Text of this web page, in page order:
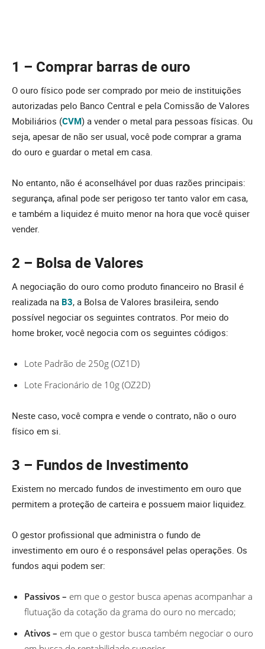
1 – Comprar barras de ouro
O ouro físico pode ser comprado por meio de instituições
autorizadas pelo Banco Central e pela Comissão de Valores
Mobiliários (CVM) a vender o metal para pessoas físicas. Ou
seja, apesar de não ser usual, você pode comprar a grama
do ouro e guardar o metal em casa.
No entanto, não é aconselhável por duas razões principais:
segurança, afinal pode ser perigoso ter tanto valor em casa,
e também a liquidez é muito menor na hora que você quiser
vender.
2 – Bolsa de Valores
A negociação do ouro como produto financeiro no Brasil é
realizada na B3, a Bolsa de Valores brasileira, sendo
possível negociar os seguintes contratos. Por meio do
home broker, você negocia com os seguintes códigos:
Lote Padrão de 250g (OZ1D)
Lote Fracionário de 10g (OZ2D)
Neste caso, você compra e vende o contrato, não o ouro
físico em si.
3 – Fundos de Investimento
Existem no mercado fundos de investimento em ouro que
permitem a proteção de carteira e possuem maior liquidez.
O gestor profissional que administra o fundo de
investimento em ouro é o responsável pelas operações. Os
fundos aqui podem ser:
Passivos – em que o gestor busca apenas acompanhar a
flutuação da cotação da grama do ouro no mercado;
Ativos – em que o gestor busca também negociar o ouro